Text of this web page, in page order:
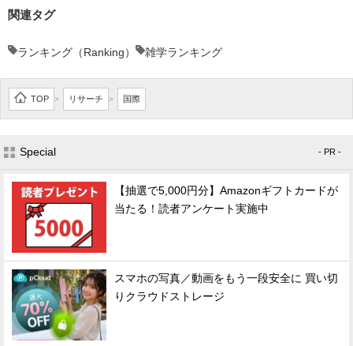
関連タグ
ランキング（Ranking） 雑学ランキング
TOP > リサーチ > 国際
Special - PR -
【抽選で5,000円分】Amazonギフトカードが
当たる！読者アンケート実施中
スマホの写真／動画をもう一段安全に 買い切
りクラウドストレージ